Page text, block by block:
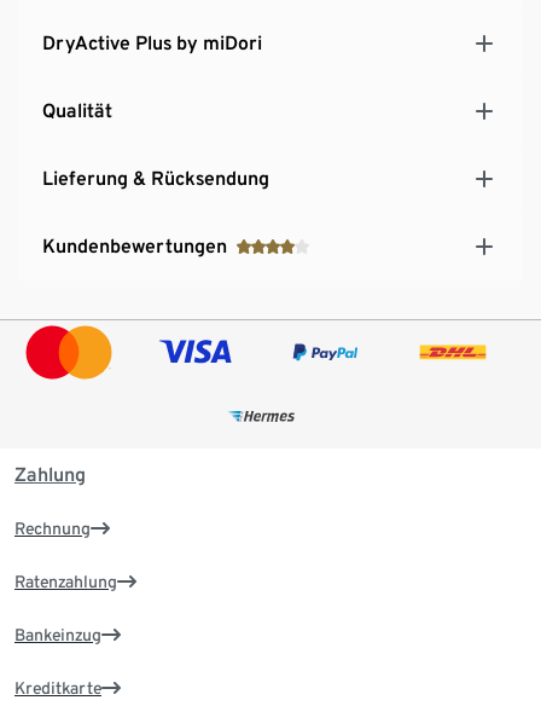
DryActive Plus by miDori
Qualität
Lieferung & Rücksendung
Kundenbewertungen
Zahlung
Rechnung
Ratenzahlung
Bankeinzug
Kreditkarte